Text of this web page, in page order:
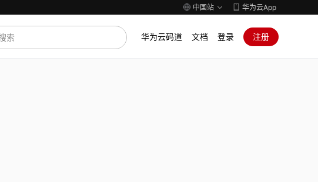
中国站 华为云App
华为云码道 文档 登录 注册